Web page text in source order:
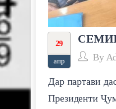
29
апр By
Дар партави
Президенти